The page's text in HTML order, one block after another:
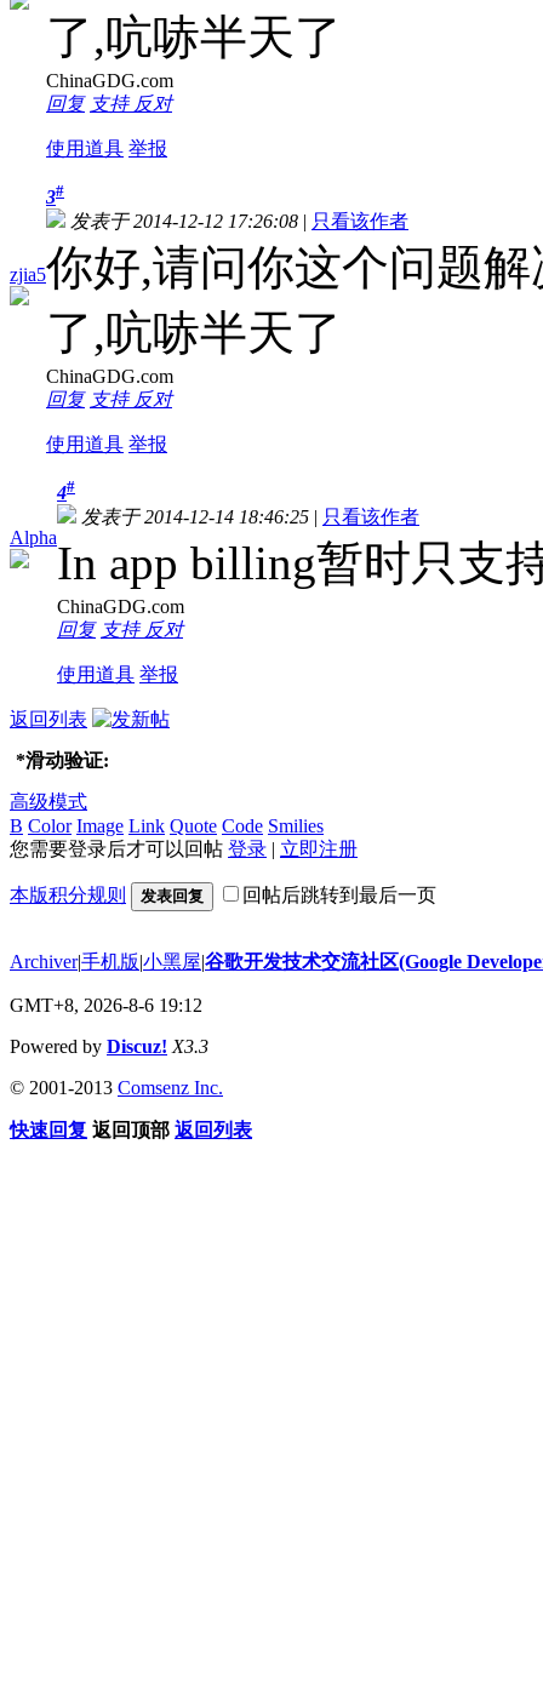
了,吭哧半天了
ChinaGDG.com
回复 支持 反对
使用道具 举报
zjia5
3#
发表于 2014-12-12 17:26:08 | 只看该作者
你好,请问你这个问题
了,吭哧半天了
ChinaGDG.com
回复 支持 反对
使用道具 举报
Alpha
4#
发表于 2014-12-14 18:46:25 | 只看该作者
In app billing暂时只支
ChinaGDG.com
回复 支持 反对
使用道具 举报
返回列表
*滑动验证:
高级模式
B Color Image Link Quote Code Smilies
您需要登录后才可以回帖 登录 | 立即注册
本版积分规则 发表回复 回帖后跳转到最后一页
Archiver|手机版|小黑屋|谷歌开发技术交流社区(Google
GMT+8, 2026-8-6 19:12
Powered by Discuz! X3.3
© 2001-2013 Comsenz Inc.
快速回复 返回顶部 返回列表